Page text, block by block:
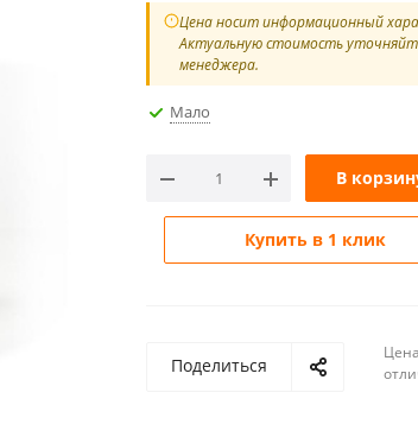
Цена носит информационный
Актуальную стоимость
менеджера.
Мало
В
Купить в 1 клик
Поделиться